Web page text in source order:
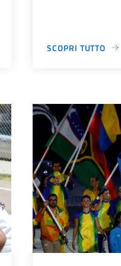
SCOPRI TUTTO